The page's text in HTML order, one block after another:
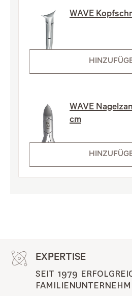
WAVE
WAVE
cm
EXPERTISE
SEIT 1979